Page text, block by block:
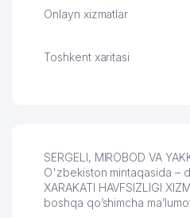
Vip Brand 31.07.2026 11:43:39
Onlayn xizmatlar
Toshkent xaritasi
SERGELI, MIROBOD VA
O'zbekiston mintaqasida –
XARAKATI HAVFSIZLIGI
boshqa qo’shimcha